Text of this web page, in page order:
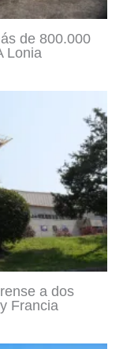
de 800.000
Lonia
a dos
Francia